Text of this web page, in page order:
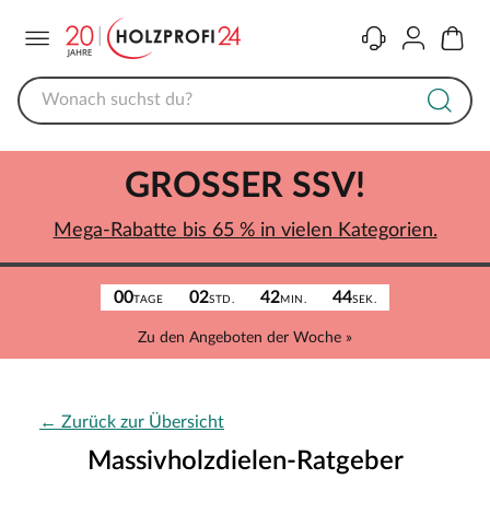
KontaktKonto
00TAGE 02STD. 42MIN. 44SEK.
Zu den Angeboten der Woche »
GROSSER SSV!
Mega-Rabatte bis 65 % in vielen Kategorien.
← Zurück zur Übersicht
Massivholzdielen-Ratgeber